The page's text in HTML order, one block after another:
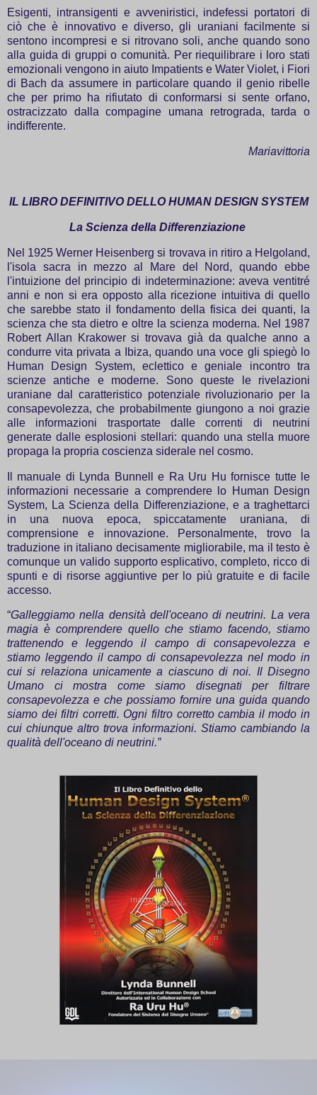
Esigenti, intransigenti e avveniristici, indefessi portatori di
ciò che è innovativo e diverso, gli uraniani facilmente si
sentono incompresi e si ritrovano soli, anche quando sono
alla guida di gruppi o comunità. Per riequilibrare i loro stati
emozionali vengono in aiuto Impatients e Water Violet, i Fiori
di Bach da assumere in particolare quando il genio ribelle
che per primo ha rifiutato di conformarsi si sente orfano,
ostracizzato dalla compagine umana retrograda, tarda o
indifferente.
Mariavittoria
IL LIBRO DEFINITIVO DELLO HUMAN DESIGN SYSTEM
La Scienza della Differenziazione
Nel 1925 Werner Heisenberg si trovava in ritiro a Helgoland,
l'isola sacra in mezzo al Mare del Nord, quando ebbe
l'intuizione del principio di indeterminazione: aveva ventitré
anni e non si era opposto alla ricezione intuitiva di quello
che sarebbe stato il fondamento della fisica dei quanti, la
scienza che sta dietro e oltre la scienza moderna. Nel 1987
Robert Allan Krakower si trovava già da qualche anno a
condurre vita privata a Ibiza, quando una voce gli spiegò lo
Human Design System, eclettico e geniale incontro tra
scienze antiche e moderne. Sono queste le rivelazioni
uraniane dal caratteristico potenziale rivoluzionario per la
consapevolezza, che probabilmente giungono a noi grazie
alle informazioni trasportate dalle correnti di neutrini
generate dalle esplosioni stellari: quando una stella muore
propaga la propria coscienza siderale nel cosmo.
Il manuale di Lynda Bunnell e Ra Uru Hu fornisce tutte le
informazioni necessarie a comprendere lo Human Design
System, La Scienza della Differenziazione, e a traghettarci
in una nuova epoca, spiccatamente uraniana, di
comprensione e innovazione. Personalmente, trovo la
traduzione in italiano decisamente migliorabile, ma il testo è
comunque un valido supporto esplicativo, completo, ricco di
spunti e di risorse aggiuntive per lo più gratuite e di facile
accesso.
“Galleggiamo nella densità dell'oceano di neutrini. La vera
magia è comprendere quello che stiamo facendo, stiamo
trattenendo e leggendo il campo di consapevolezza e
stiamo leggendo il campo di consapevolezza nel modo in
cui si relaziona unicamente a ciascuno di noi. Il Disegno
Umano ci mostra come siamo disegnati per filtrare
consapevolezza e che possiamo fornire una guida quando
siamo dei filtri corretti. Ogni filtro corretto cambia il modo in
cui chiunque altro trova informazioni. Stiamo cambiando la
qualità dell'oceano di neutrini.”